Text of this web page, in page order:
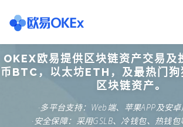
content
欧意交易所 关于欧意OKX 欧意
欧意注册网址 欧意交易下载 欧意团
OKEX欧易提供区块链资产交易及
币BTC，以太坊ETH，及最热门狗
区块链资产。
·多平台支持：Web端、苹果APP及安
·安全保障：采用GSLB、冷钱包、热钱